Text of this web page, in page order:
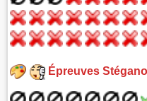
Épreuves